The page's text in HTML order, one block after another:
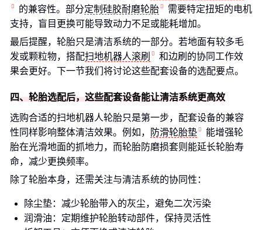
的兼容性。部分定制硅胶耐磨轮胎
需要特定扭矩的电机
支持，盲目更换可能导致动力不足或能耗增加。
最后提醒，轮胎只是清洁系统的一部分。若地面有较多毛
发或颗粒物，搭配扫地机器人滚刷
和边刷的协同工作效
果会更好。下一节我们将讨论这些配套设备的选配要点。
四、轮胎选配后，这些配套设备能让清洁系统更高效
选购合适的扫地机器人轮胎只是第一步，配套设备的兼容
性同样影响整体清洁效果。例如，
防滑轮胎垫
能增强轮
胎在光滑地面的抓地力，而轮胎防磨损套则能延长轮胎寿
命，减少更换频率。
除了轮胎本身，还需关注与清洁系统的协同性：
除尘垫：减少轮胎带入的灰尘，避免二次污染
润滑油：定期维护轮胎转动部件，保持灵活性